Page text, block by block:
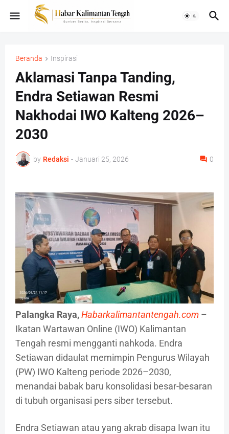
Beranda Inspirasi
Aklamasi Tanpa Tanding,
Endra Setiawan Resmi
Nakhodai IWO Kalteng 2026–
2030
by Redaksi - Januari 25, 2026 0
Palangka Raya,Habarkalimantantengah.com –
Ikatan Wartawan Online (IWO) Kalimantan
Tengah resmi mengganti nahkoda. Endra
Setiawan didaulat memimpin Pengurus Wilayah
(PW) IWO Kalteng periode 2026–2030,
menandai babak baru konsolidasi besar-besaran
di tubuh organisasi pers siber tersebut.
Endra Setiawan atau yang akrab disapa Iwan itu